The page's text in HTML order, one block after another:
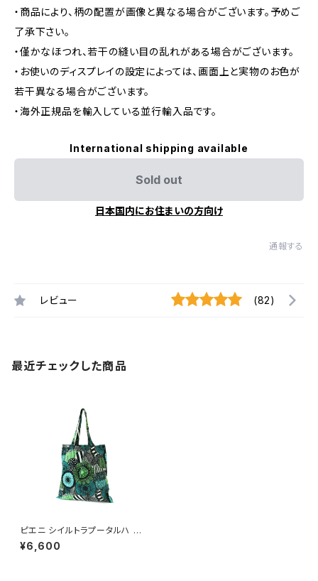
・商品により、柄の配置が画像と異なる場合がございます。予めご
了承下さい。
・僅かなほつれ、若干の縫い目の乱れがある場合がございます。
・お使いのディスプレイの設定によっては、画面上と実物のお色が
若干異なる場合がございます。
・海外正規品を輸入している並行輸入品です。
International shipping available
Sold out
日本国内にお住まいの方向け
通報する
レビュー (82)
最近チェックした商品
ピエニ シイルトラプータルハ ト
ートバッグ PIENI SIIRTOLAP
UUTARHA ファブリックバッ
¥6,600